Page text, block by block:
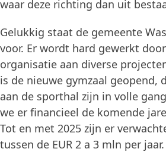
waar deze richting dan uit
Gelukkig staat de gemeente
voor. Er wordt hard gewerkt
organisatie aan diverse
is de nieuwe gymzaal geopend,
aan de sporthal zijn in volle
we er financieel de komende
Tot en met 2025 zijn er
tussen de EUR 2 a 3 mln per